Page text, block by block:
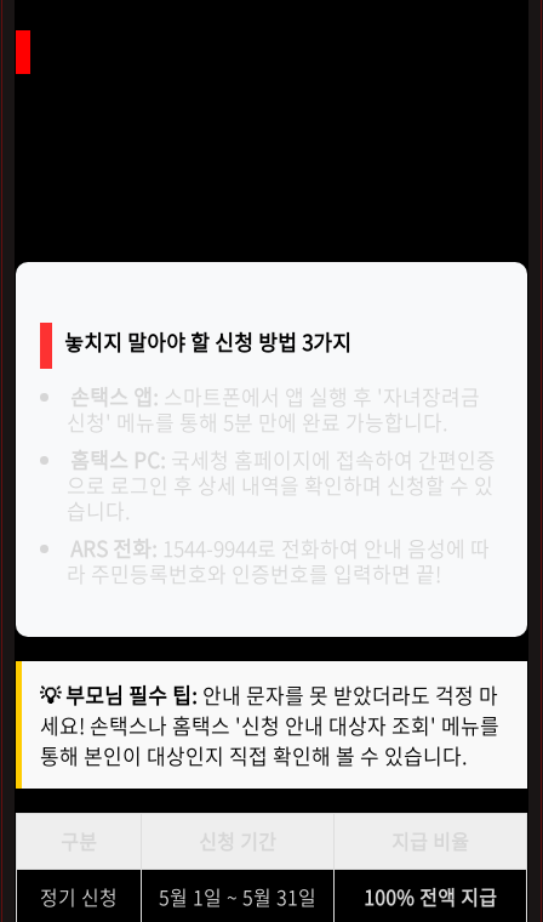
놓치지 말아야 할 신청 방법 3가지
손택스 앱: 스마트폰에서 앱 실행 후 '자녀장려금
신청' 메뉴를 통해 5분 만에 완료 가능합니다.
홈택스 PC: 국세청 홈페이지에 접속하여 간편인증
으로 로그인 후 상세 내역을 확인하며 신청할 수 있
습니다.
ARS 전화: 1544-9944로 전화하여 안내 음성에 따
라 주민등록번호와 인증번호를 입력하면 끝!
💡 부모님 필수 팁: 안내 문자를 못 받았더라도 걱정 마
세요! 손택스나 홈택스 '신청 안내 대상자 조회' 메뉴를
통해 본인이 대상인지 직접 확인해 볼 수 있습니다.
구분 신청 기간
지급 비율
정기 신청
5월 1일 ~ 5월 31일
100% 전액 지급